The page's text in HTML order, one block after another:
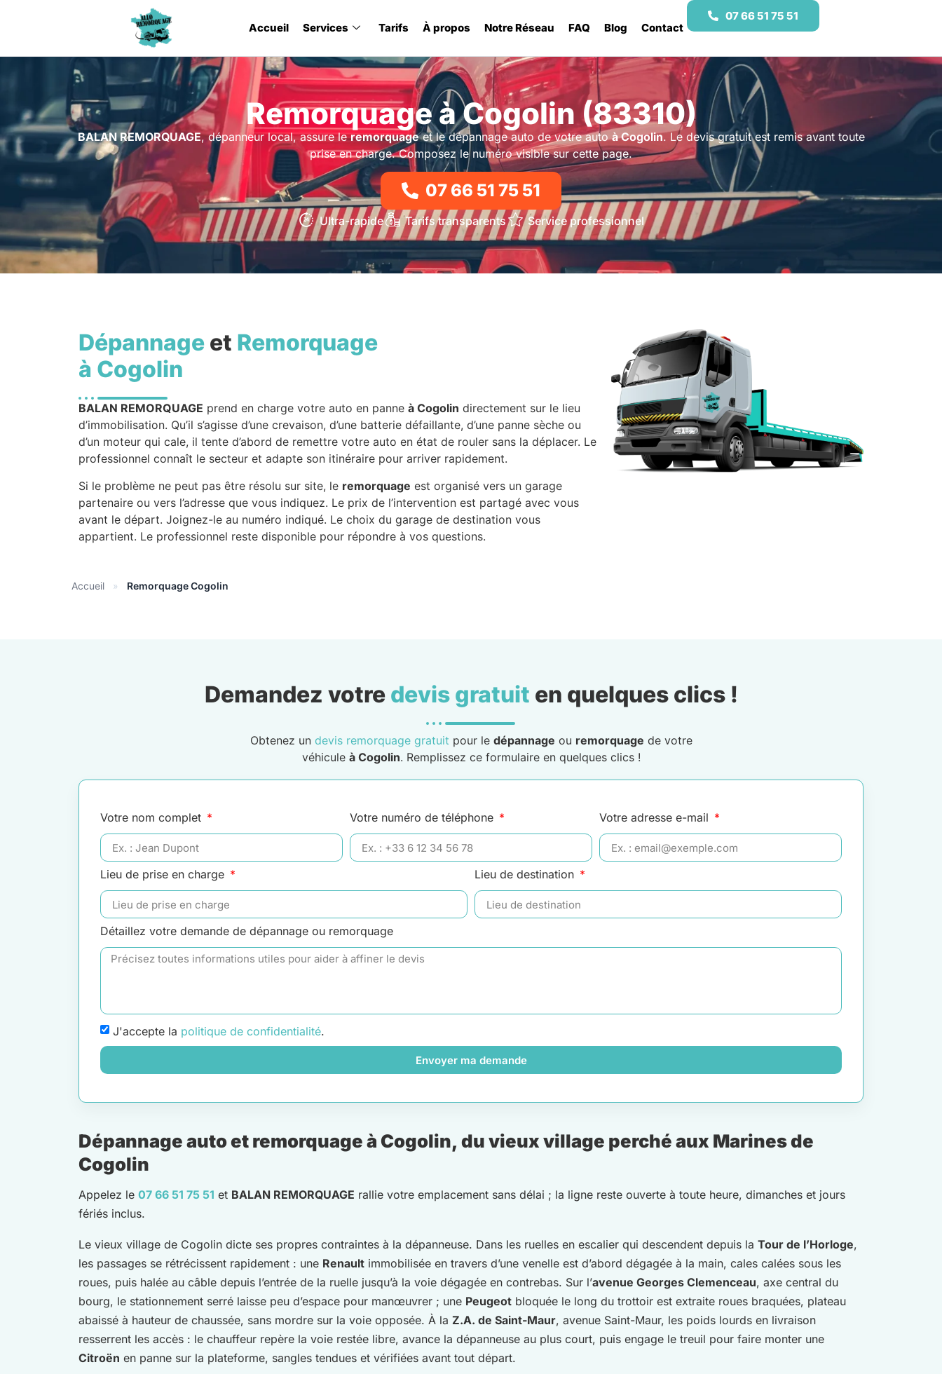
Accueil Services Tarifs À propos Notre Réseau FAQ Blog Contact
07 66 51 75 51
Remorquage à Cogolin (83310)
BALAN REMORQUAGE, dépanneur local, assure leremorquageet le dépannage auto de votre autoà Cogolin. Le devis gratuit est remis avant toute
prise en charge. Composez le numéro visible sur cette page.
07 66 51 75 51
Ultra-rapide Tarifs transparents Service professionnel
Dépannage et Remorquage
à Cogolin
BALAN REMORQUAGE prend en charge votre auto en panne à Cogolin directement sur le lieu
d’immobilisation. Qu’il s’agisse d’une crevaison, d’une batterie défaillante, d’une panne sèche ou
d’un moteur qui cale, il tente d’abord de remettre votre auto en état de rouler sans la déplacer. Le
professionnel connaît le secteur et adapte son itinéraire pour arriver rapidement.
Si le problème ne peut pas être résolu sur site, le remorquage est organisé vers un garage
partenaire ou vers l’adresse que vous indiquez. Le prix de l’intervention est partagé avec vous
avant le départ. Joignez-le au numéro indiqué. Le choix du garage de destination vous
appartient. Le professionnel reste disponible pour répondre à vos questions.
Accueil » Remorquage Cogolin
Demandez votre devis gratuit en quelques clics !
Obtenez un devis remorquage gratuit pour le dépannage ou remorquage de votre
véhicule à Cogolin. Remplissez ce formulaire en quelques clics !
Votre nom complet Votre numéro de téléphone Votre adresse e-mail
Lieu de prise en charge Lieu de destination
Détaillez votre demande de dépannage ou remorquage
J'accepte la politique de confidentialité.
Envoyer ma demande
Dépannage auto et remorquage à Cogolin, du vieux village perché aux Marines de
Cogolin
Appelez le 07 66 51 75 51 et BALAN REMORQUAGE rallie votre emplacement sans délai ; la ligne reste ouverte à toute heure, dimanches et jours
fériés inclus.
Le vieux village de Cogolin dicte ses propres contraintes à la dépanneuse. Dans les ruelles en escalier qui descendent depuis la Tour de l’Horloge,
les passages se rétrécissent rapidement : une Renault immobilisée en travers d’une venelle est d’abord dégagée à la main, cales calées sous les
roues, puis halée au câble depuis l’entrée de la ruelle jusqu’à la voie dégagée en contrebas. Sur l’avenue Georges Clemenceau, axe central du
bourg, le stationnement serré laisse peu d’espace pour manœuvrer ; une Peugeot bloquée le long du trottoir est extraite roues braquées, plateau
abaissé à hauteur de chaussée, sans mordre sur la voie opposée. À la Z.A. de Saint-Maur, avenue Saint-Maur, les poids lourds en livraison
resserrent les accès : le chauffeur repère la voie restée libre, avance la dépanneuse au plus court, puis engage le treuil pour faire monter une
Citroën en panne sur la plateforme, sangles tendues et vérifiées avant tout départ.